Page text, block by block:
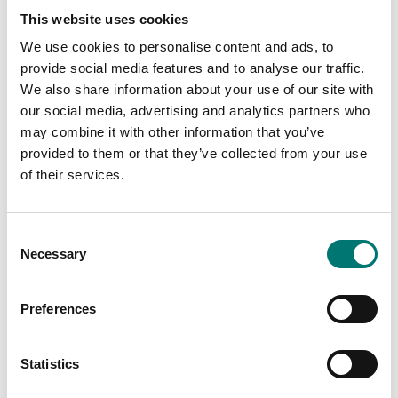
This website uses cookies
We use cookies to personalise content and ads, to
provide social media features and to analyse our traffic.
We also share information about your use of our site with
our social media, advertising and analytics partners who
may combine it with other information that you’ve
provided to them or that they’ve collected from your use
of their services.
Selection
Necessary
Preferences
Statistics
Programvara
direkt överföring av
Windows-program
anslutning av Kern
Artikelnr: YKI-02
5 120 kr